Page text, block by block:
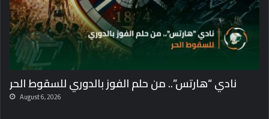
نادي “هارتس”.. من حلم الفوز بالدوري للسقوط الحر
August 6, 2026